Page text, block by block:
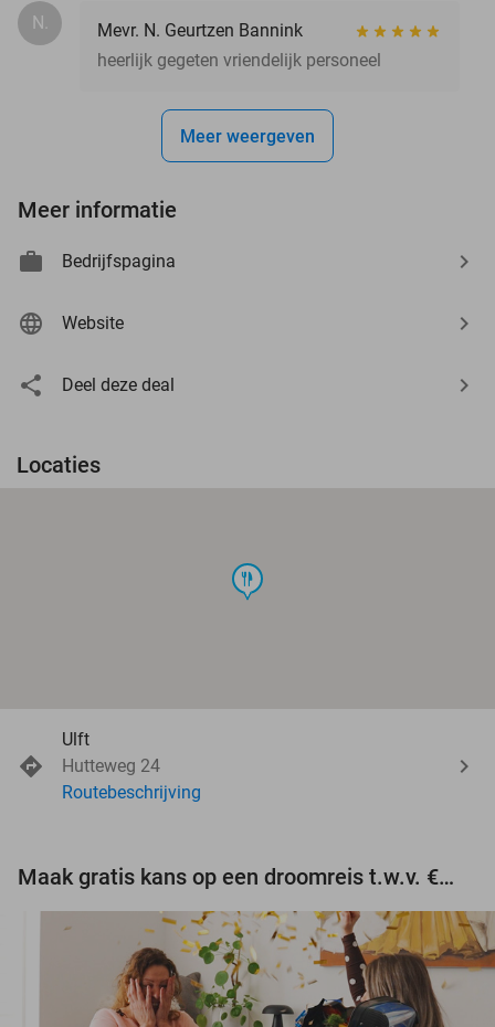
N.
Mevr. N. Geurtzen Bannink
heerlijk gegeten vriendelijk personeel
Meer weergeven
Meer informatie
Bedrijfspagina
Website
Deel deze deal
Locaties
food
Ulft
Hutteweg 24
Routebeschrijving
Maak gratis kans op een droomreis t.w.v. €3.000!